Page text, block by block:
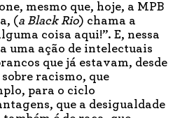
mesmo que, hoje, a MPB
(a Black Rio) chama a
coisa aqui!”. E, nessa
uma ação de intelectuais
que já estavam, desde
racismo, que
para o ciclo
que a desigualdade